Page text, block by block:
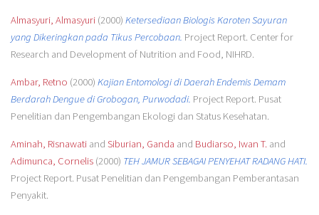
Almasyuri, Almasyuri(2000) Ketersediaan Biologis Karoten Sayuran
yang Dikeringkan pada Tikus Percobaan. Project Report. Center for
Research and Development of Nutrition and Food, NIHRD.
Ambar, Retno (2000) Kajian Entomologi di Daerah Endemis Demam
Berdarah Dengue di Grobogan, Purwodadi. Project Report. Pusat
Penelitian dan Pengembangan Ekologi dan Status Kesehatan.
Aminah, Risnawatiand Siburian, Ganda and Budiarso, Iwan T. and
Adimunca, Cornelis(2000) TEH JAMUR SEBAGAI PENYEHAT RADANG HATI.
Project Report. Pusat Penelitian dan Pengembangan Pemberantasan
Penyakit.